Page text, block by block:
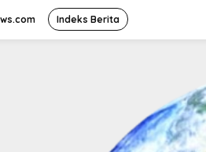
Indeks Berita